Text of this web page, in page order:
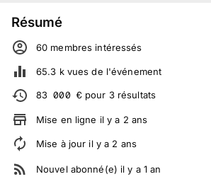
Résumé
60 membres intéressés
65.3 kvues de l'événement
83 000 €pour 3 résultats
Mise en ligne il y a 2 ans
Mise à jour il y a 2 ans
Nouvel abonné(e) il y a 1 an